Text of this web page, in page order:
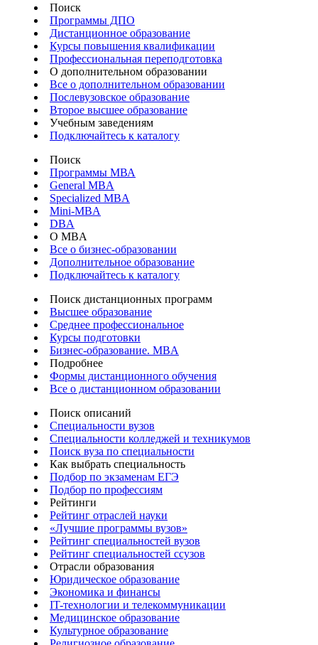
Поиск
Программы ДПО
Дистанционное образование
Курсы повышения квалификации
Профессиональная переподготовка
О дополнительном образовании
Все о дополнительном образовании
Послевузовское образование
Второе высшее образование
Учебным заведениям
Подключайтесь к каталогу
Поиск
Программы МВА
General MBA
Specialized MBA
Mini-MBA
DBA
О MBA
Все о бизнес-образовании
Дополнительное образование
Подключайтесь к каталогу
Поиск дистанционных программ
Высшее образование
Среднее профессиональное
Курсы подготовки
Бизнес-образование. MBA
Подробнее
Формы дистанционного обучения
Все о дистанционном образовании
Поиск описаний
Специальности вузов
Специальности колледжей и техникумов
Поиск вуза по специальности
Как выбрать специальность
Подбор по экзаменам ЕГЭ
Подбор по профессиям
Рейтинги
Рейтинг отраслей науки
«Лучшие программы вузов»
Рейтинг специальностей вузов
Рейтинг специальностей ссузов
Отрасли образования
Юридическое образование
Экономика и финансы
IT-технологии и телекоммуникации
Медицинское образование
Культурное образование